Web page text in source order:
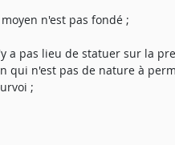
n'est pas fondé ;
a pas lieu de statuer sur la
qui n'est pas de nature à
;